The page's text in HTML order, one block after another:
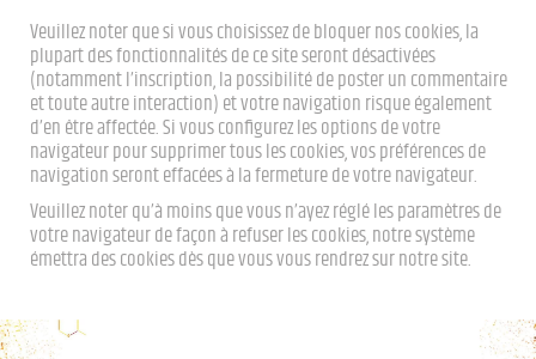
Veuillez noter que si vous choisissez de bloquer nos cookies, la
plupart des fonctionnalités de ce site seront désactivées
(notamment l’inscription, la possibilité de poster un commentaire
et toute autre interaction) et votre navigation risque également
d’en être affectée. Si vous configurez les options de votre
navigateur pour supprimer tous les cookies, vos préférences de
navigation seront effacées à la fermeture de votre navigateur.
Veuillez noter qu’à moins que vous n’ayez réglé les paramètres de
votre navigateur de façon à refuser les cookies, notre système
émettra des cookies dès que vous vous rendrez sur notre site.